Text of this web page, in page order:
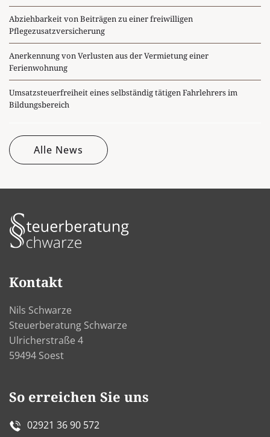
Abziehbarkeit von Beiträgen zu einer freiwilligen
Pflegezusatzversicherung
Anerkennung von Verlusten aus der Vermietung einer
Ferienwohnung
Umsatzsteuerfreiheit eines selbständig tätigen Fahrlehrers im
Bildungsbereich
Alle News
Kontakt
Nils Schwarze
Steuerberatung Schwarze
Ulricherstraße 4
59494 Soest
So erreichen Sie uns
02921 36 90 572